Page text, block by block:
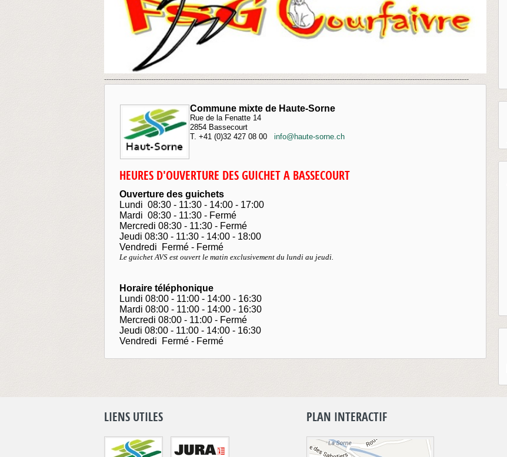
-----------------------------------------------------------------------------------------------------------------------------------------------------------
Commune mixte de Haute-Sorne
Rue de la Fenatte 14
2854 Bassecourt
T. +41 (0)32 427 08 00
info@haute-sorne.ch
HEURES D'OUVERTURE DES GUICHET A BASSECOURT
Ouverture des guichets
Lundi 08:30 - 11:30 - 14:00 - 17:00
Mardi 08:30 - 11:30 - Fermé
Mercredi 08:30 - 11:30 - Fermé
Jeudi 08:30 - 11:30 - 14:00 - 18:00
Vendredi Fermé - Fermé
Le guichet AVS est ouvert le matin exclusivement du lundi au jeudi.
Horaire téléphonique
Lundi 08:00 - 11:00 - 14:00 - 16:30
Mardi 08:00 - 11:00 - 14:00 - 16:30
Mercredi 08:00 - 11:00 - Fermé
Jeudi 08:00 - 11:00 - 14:00 - 16:30
Vendredi Fermé - Fermé
LIENS UTILES PLAN INTERACTIF